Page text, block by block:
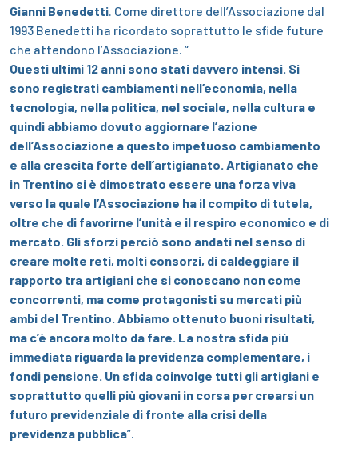
Gianni Benedetti. Come direttore dell’Associazione dal
1993 Benedetti ha ricordato soprattutto le sfide future
che attendono l’Associazione. “
Questi ultimi 12 anni sono stati davvero intensi. Si
sono registrati cambiamenti nell’economia, nella
tecnologia, nella politica, nel sociale, nella cultura e
quindi abbiamo dovuto aggiornare l’azione
dell’Associazione a questo impetuoso cambiamento
e alla crescita forte dell’artigianato. Artigianato che
in Trentino si è dimostrato essere una forza viva
verso la quale l’Associazione ha il compito di tutela,
oltre che di favorirne l’unità e il respiro economico e di
mercato. Gli sforzi perciò sono andati nel senso di
creare molte reti, molti consorzi, di caldeggiare il
rapporto tra artigiani che si conoscano non come
concorrenti, ma come protagonisti su mercati più
ambi del Trentino. Abbiamo ottenuto buoni risultati,
ma c’è ancora molto da fare. La nostra sfida più
immediata riguarda la previdenza complementare, i
fondi pensione. Un sfida coinvolge tutti gli artigiani e
soprattutto quelli più giovani in corsa per crearsi un
futuro previdenziale di fronte alla crisi della
previdenza pubblica”.